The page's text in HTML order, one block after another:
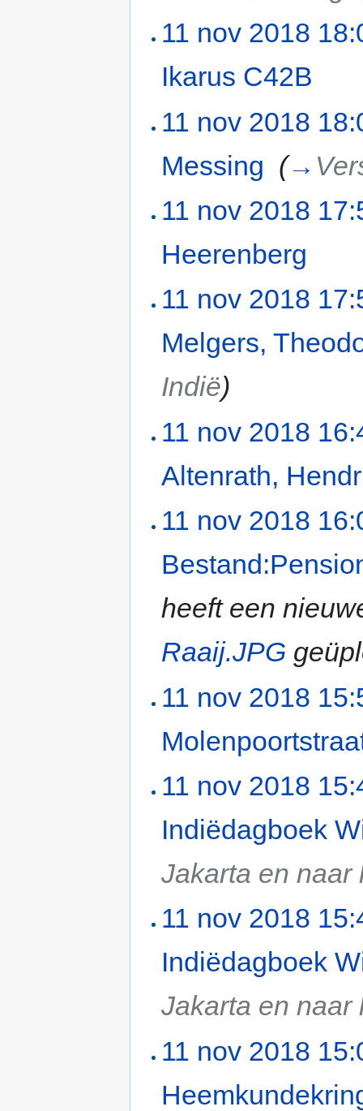
11 nov 2018
Ikarus C42B
11 nov 2018
Messing (→
11 nov 2018
Heerenberg
11 nov 2018
Melgers,
Indië)
11 nov 2018
Altenrath,
11 nov 2018
heeft een
Raaij.JPG
11 nov 2018
11 nov 2018
Indiëdagboek
Jakarta en naar
11 nov 2018
Indiëdagboek
Jakarta en naar
11 nov 2018